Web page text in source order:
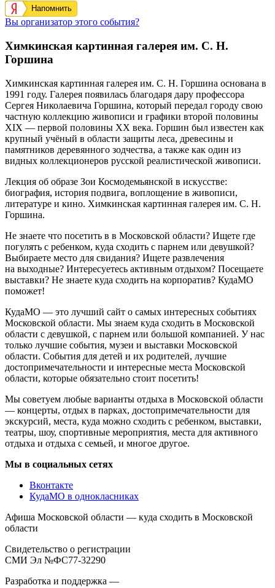
Напомнить
Вы организатор этого события?
Химкинская картинная галерея им. С. Н.
Горшина
Химкинская картинная галерея им. С. Н. Горшина основана в
1991 году. Галерея появилась благодаря дару профессора
Сергея Николаевича Горшина, который передал городу свою
частную коллекцию живописи и графики второй половины
XIX — первой половины XX века. Горшин был известен как
крупный учёный в области защиты леса, древесины и
памятников деревянного зодчества, а также как один из
видных коллекционеров русской реалистической живописи.
Лекция об образе Зои Космодемьянской в искусстве:
биография, история подвига, воплощение в живописи,
литературе и кино. Химкинская картинная галерея им. С. Н.
Горшина.
Не знаете что посетить в в Московской области? Ищете где
погулять с ребенком, куда сходить с парнем или девушкой?
Выбираете место для свидания? Ищете развлечения
на выходные? Интересуетесь активным отдыхом? Посещаете
выставки? Не знаете куда сходить на корпоратив? КудаМО
поможет!
КудаМО — это лучший сайт о самых интересных событиях
Московской области. Мы знаем куда сходить в Московской
области с девушкой, с парнем или большой компанией. У нас
только лучшие события, музеи и выставки Московской
области. События для детей и их родителей, лучшие
достопримечательности и интересные места Московской
области, которые обязательно стоит посетить!
Мы советуем любые варианты отдыха в Московской области
— концерты, отдых в парках, достопримечательности для
экскурсий, места, куда можно сходить с ребенком, выставки,
театры, шоу, спортивные мероприятия, места для активного
отдыха и отдыха с семьей, и многое другое.
Мы в социальных сетях
Вконтакте
КудаМО в однокласниках
Афиша Московской области — куда сходить в Московской
области
Свидетельство о регистрации
СМИ Эл №ФС77-32290
Разработка и поддержка —